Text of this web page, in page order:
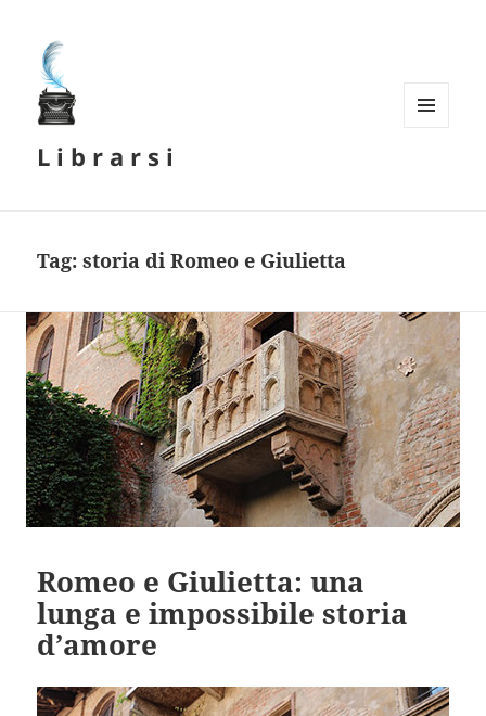
L i b r a r s i
Tag:storia di Romeo e Giulietta
Romeo e Giulietta: una
lunga e impossibile storia
d’amore